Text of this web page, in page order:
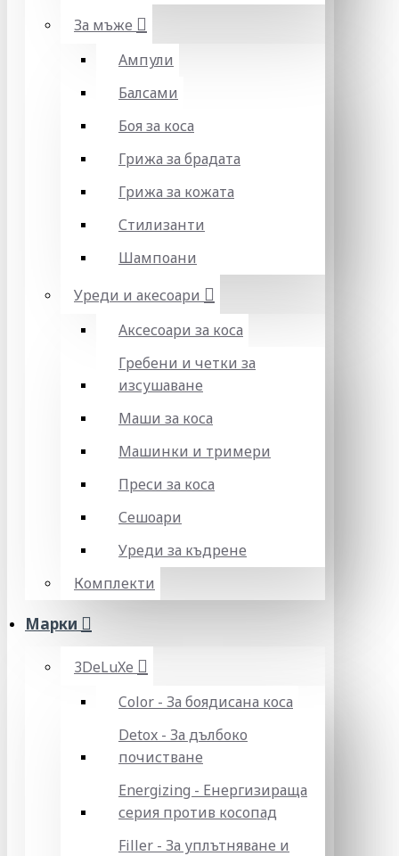
За мъже
Ампули
Балсами
Боя за коса
Грижа за брадата
Грижа за кожата
Стилизанти
Шампоани
Уреди и акесоари
Аксесоари за коса
Гребени и четки за
изсушаване
Маши за коса
Машинки и тримери
Преси за коса
Сешоари
Уреди за къдрене
Комплекти
Марки
3DeLuXe
Color - За боядисана коса
Detox - За дълбоко
почистване
Energizing - Енергизираща
серия против косопад
Filler - За уплътняване и